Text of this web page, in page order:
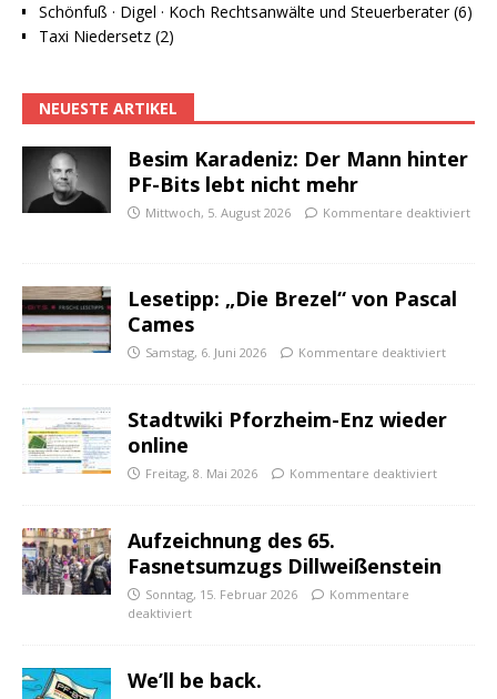
Schönfuß · Digel · Koch Rechtsanwälte und Steuerberater (6)
Taxi Niedersetz (2)
NEUESTE ARTIKEL
Besim Karadeniz: Der Mann hinter
PF-Bits lebt nicht mehr
Mittwoch, 5. August 2026 Kommentare deaktiviert
Lesetipp: „Die Brezel“ von Pascal
Cames
Samstag, 6. Juni 2026 Kommentare deaktiviert
Stadtwiki Pforzheim-Enz wieder
online
Freitag, 8. Mai 2026 Kommentare deaktiviert
Aufzeichnung des 65.
Fasnetsumzugs Dillweißenstein
Sonntag, 15. Februar 2026
Kommentare
deaktiviert
We’ll be back.